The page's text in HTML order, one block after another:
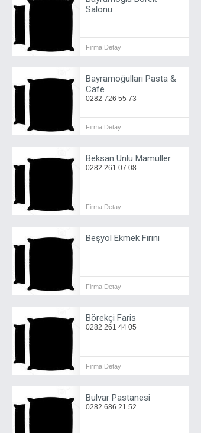
Salonu
-
Firma Detay
Bayramoğulları Pasta &
Cafe
0282 726 55 73
Firma Detay
Beksan Unlu Mamüller
0282 261 07 08
Firma Detay
Beşyol Ekmek Fırını
-
Firma Detay
Börekçi Faris
0282 261 44 05
Firma Detay
Bulvar Pastanesi
0282 686 21 52